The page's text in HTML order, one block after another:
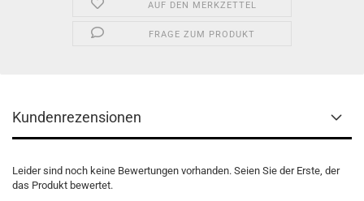
AUF DEN MERKZETTEL
FRAGE ZUM PRODUKT
Kundenrezensionen
Leider sind noch keine Bewertungen vorhanden. Seien Sie der Erste, der
das Produkt bewertet.